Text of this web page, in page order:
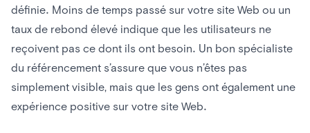
définie. Moins de temps passé sur votre site Web ou un
taux de rebond élevé indique que les utilisateurs ne
reçoivent pas ce dont ils ont besoin. Un bon spécialiste
du référencement s’assure que vous n’êtes pas
simplement visible, mais que les gens ont également une
expérience positive sur votre site Web.